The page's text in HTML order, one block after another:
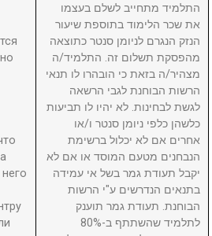
התלמיד מתחייב לשלם בעצמו
את שכר הלימוד בתוספת שיעור
הנזק הנגרם לניומן סנטר כתוצאה
מהפסקת תשלום זה. התלמיד/ה
מצהיר/ה בזאת כי הובהרו לו תנאי
הרשות הבוחנת לגבי הרשאה
לגשת לבחינות. לא יהיו לו תביעות
כלשהן כלפי ניומן סנטר ו/או
אחרים אם לא יכלול ברשימת
הנבחנים מטעם המוסד או אם לא
יקבל תעודת גמר בשל אי עמידה
בתנאים הנדרשים ע"י הרשות
הבוחנת. תעודת גמר תוענק
לתלמיד שהשתתף ב-80%